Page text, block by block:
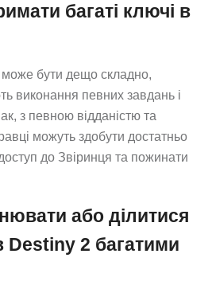
багаті ключі в
може бути дещо складно,
виконання певних завдань і
з певною відданістю та
можуть здобути достатньо
до Звіринця та пожинати
або ділитися
Destiny 2 багатими